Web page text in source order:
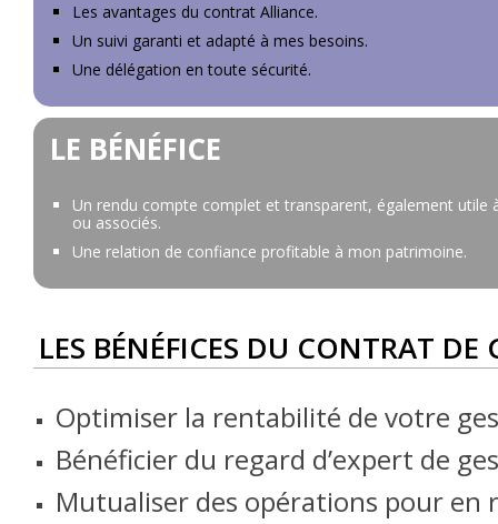
Les avantages du contrat Alliance.
Un suivi garanti et adapté à mes besoins.
Une délégation en toute sécurité.
LE BÉNÉFICE
Un rendu compte complet et transparent, également utile
ou associés.
Une relation de confiance profitable à mon patrimoine.
LES BÉNÉFICES DU CONTRAT DE
Optimiser la rentabilité de votre
Bénéficier du regard d’expert de
Mutualiser des opérations pour en